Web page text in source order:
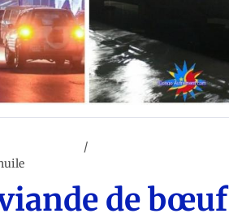
de bœuf